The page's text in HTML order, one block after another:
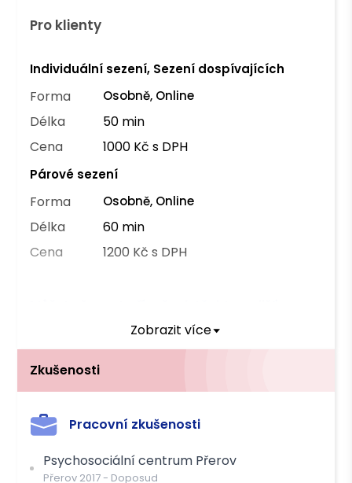
Pro klienty
Individuální sezení, Sezení dospívajících
Forma Osobně, Online
Délka
50 min
Cena
1000 Kč s DPH
Párové sezení
Forma Osobně, Online
Délka
60 min
Cena
1200 Kč s DPH
ZPMV ČR ČPZP
Platba
Zobrazit více
Zkušenosti
Pracovní zkušenosti
Psychosociální centrum Přerov
Přerov 2017- Doposud